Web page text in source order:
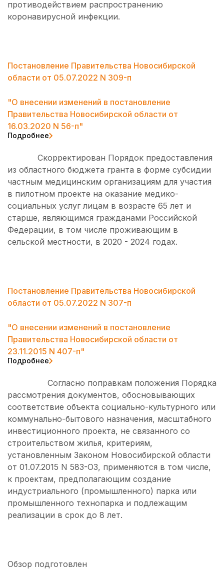
противодействием распространению
коронавирусной инфекции.
Постановление Правительства Новосибирской
области от 05.07.2022 N 309-п
"О внесении изменений в постановление
Правительства Новосибирской области от
16.03.2020 N 56-п"
Подробнее
Скорректирован Порядок предоставления
из областного бюджета гранта в форме субсидии
частным медицинским организациям для участия
в пилотном проекте на оказание медико-
социальных услуг лицам в возрасте 65 лет и
старше, являющимся гражданами Российской
Федерации, в том числе проживающим в
сельской местности, в 2020 - 2024 годах.
Постановление Правительства Новосибирской
области от 05.07.2022 N 307-п
"О внесении изменений в постановление
Правительства Новосибирской области от
23.11.2015 N 407-п"
Подробнее
Согласно поправкам положения Порядка
рассмотрения документов, обосновывающих
соответствие объекта социально-культурного или
коммунально-бытового назначения, масштабного
инвестиционного проекта, не связанного со
строительством жилья, критериям,
установленным Законом Новосибирской области
от 01.07.2015 N 583-ОЗ, применяются в том числе,
к проектам, предполагающим создание
индустриального (промышленного) парка или
промышленного технопарка и подлежащим
реализации в срок до 8 лет.
Обзор подготовлен